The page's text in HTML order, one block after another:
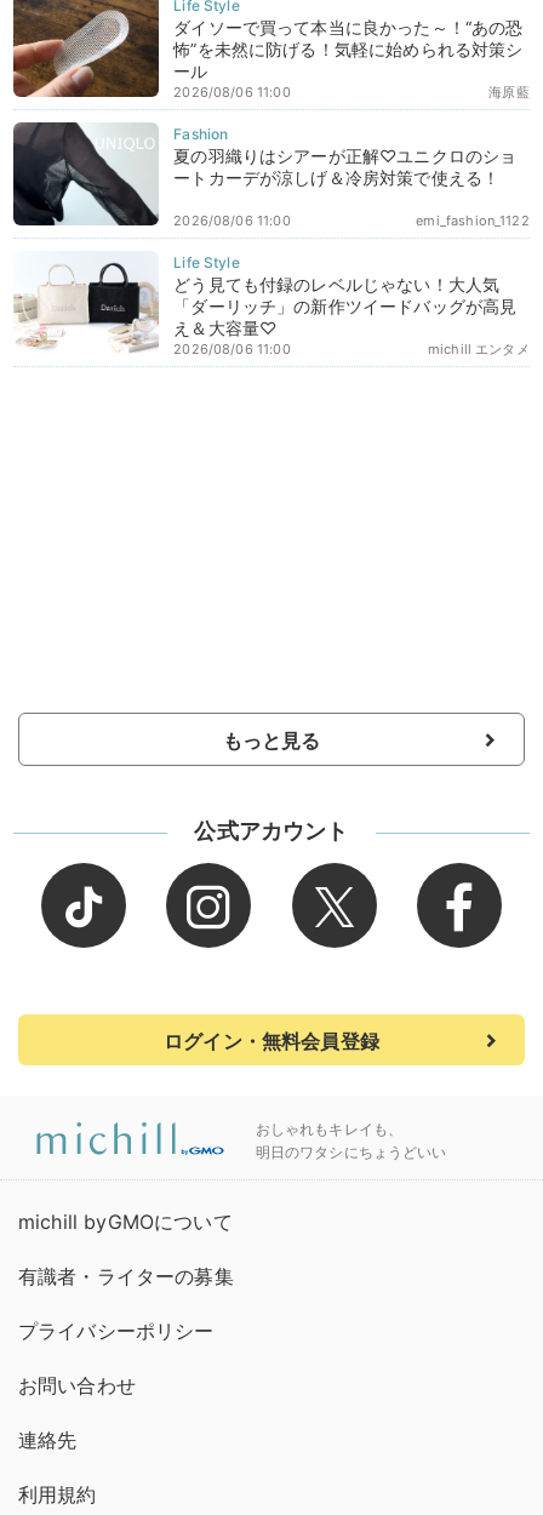
ダイソーで買って本当に良かった～！“あの恐
怖”を未然に防げる！気軽に始められる対策シ
ール
海原藍
2026/08/06 11:00
夏の羽織りはシアーが正解♡ユニクロのショ
ートカーデが涼しげ＆冷房対策で使える！
emi_fashion_1122
2026/08/06 11:00
どう見ても付録のレベルじゃない！大人気
「ダーリッチ」の新作ツイードバッグが高見
え＆大容量♡
michill エンタメ
2026/08/06 11:00
もっと見る
公式アカウント
ログイン・無料会員登録
おしゃれもキレイも、
明日のワタシにちょうどいい
michill byGMOについて
有識者・ライターの募集
プライバシーポリシー
お問い合わせ
連絡先
利用規約